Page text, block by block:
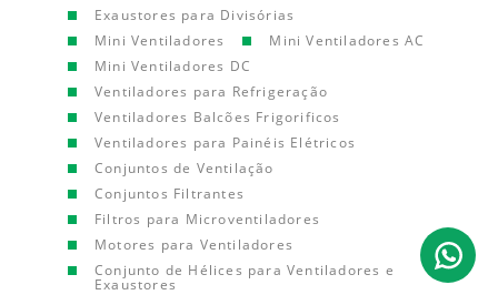
Exaustores para Divisórias
Mini Ventiladores
Mini Ventiladores AC
Mini Ventiladores DC
Ventiladores para Refrigeração
Ventiladores Balcões Frigorificos
Ventiladores para Painéis Elétricos
Conjuntos de Ventilação
Conjuntos Filtrantes
Filtros para Microventiladores
Motores para Ventiladores
Conjunto de Hélices para Ventiladores e
Exaustores